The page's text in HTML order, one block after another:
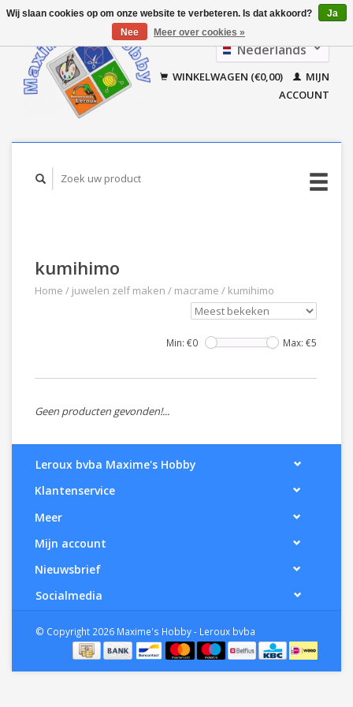
Nederlands
Français
WINKELWAGEN (€0,00)
MIJN
ACCOUNT
kumihimo
Home / juwelen zelf maken / macrame / kumihimo
Min: €0 Max: €5
Geen producten gevonden!...
Leroux bvba Maxime's Hobby
Klantenservice
Meer
Mijn account
Nieuwsbrief
Socialmedia
© Copyright 2026 Maxime's Hobby - Leroux bvba
Wij slaan cookies op om onze website te verbeteren. Is dat akkoord?
Ja
Nee
Meer over cookies »